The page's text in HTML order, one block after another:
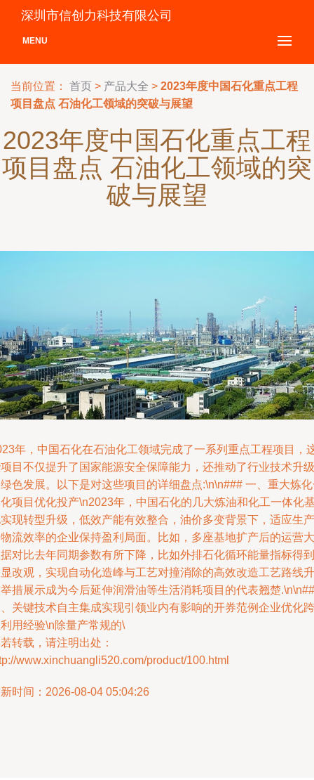
深圳市信创力科技有限公司
MENU
当前位置： 首页 > 产品大全 > 2023年度中国石化重点工程
项目盘点 石油化工领域的突破与展望
2023年度中国石化重点工程
项目盘点 石油化工领域的突
破与展望
年，中国石化在石油化工领域完成了一系列重点工程项目，
目不仅提升了国家能源安全保障能力，还推动了行业技术升级
色发展。以下是对这些项目的详细盘点:\n\n### 一、重大炼
项目优化投产\n2023年，中国石化的几大炼油和化工一体化
现转型升级，低效产能有效整合，油价多变背景下，适应生产
流效率的企业保持盈利局面。比如，多座基地扩产后的运营大
对比去年同期参数有所下降，比如外排石化循环能量指标得到
改观，实现自动化造峰与工艺对撞消除的高效改造工艺路线升
措展示成为今后延伸润滑油等生活消耗项目的代表翘楚
关键技术自主集成实现引领业内有影响的开券范例企业优化跨
用经验\n除量产常规的\
转载，请注明出处：
www.xinchuangli520.com/product/100.html
时间：2026-08-04 05:04:26